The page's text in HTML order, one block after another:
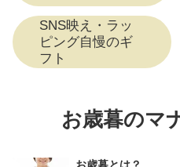
SNS映え・ラッ
ピング自慢のギ
フト
お歳暮のマ
お歳暮とは？